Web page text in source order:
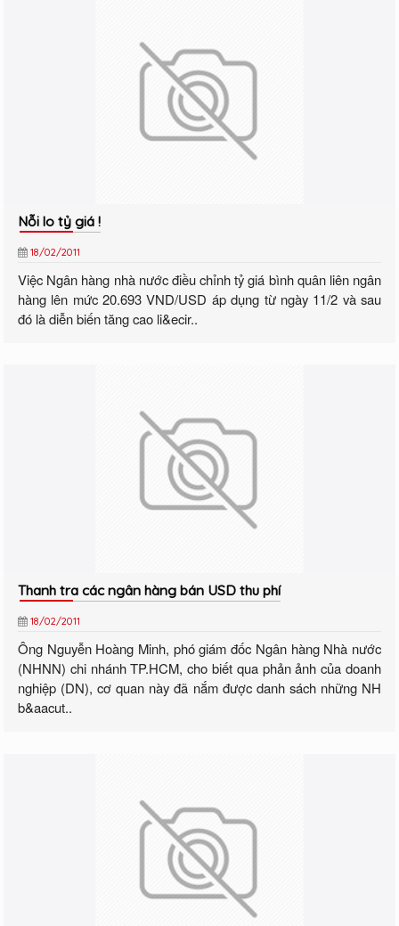
Nỗi lo tỷ giá !
18/02/2011
Việc Ngân hàng nhà nước điều chỉnh tỷ giá bình quân liên ngân
hàng lên mức 20.693 VND/USD áp dụng từ ngày 11/2 và sau
đó là diễn biến tăng cao li&ecir..
Thanh tra các ngân hàng bán USD thu phí
18/02/2011
Ông Nguyễn Hoàng Minh, phó giám đốc Ngân hàng Nhà nước
(NHNN) chi nhánh TP.HCM, cho biết qua phản ảnh của doanh
nghiệp (DN), cơ quan này đã nắm được danh sách những NH
b&aacut..